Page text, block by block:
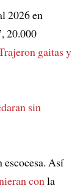
2026 en
20.000
gaitas y
sin
Así
conla